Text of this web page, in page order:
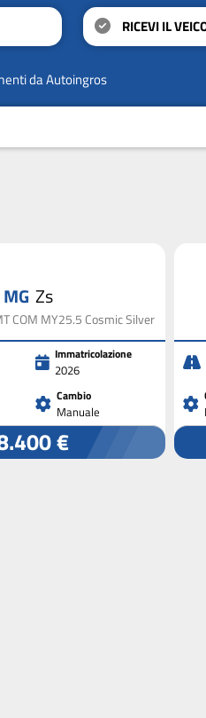
RICEVI IL
da Autoingros
MG Zs
COM MY25.5 Cosmic Silver
Immatricolazione
2026
Cambio
Manuale
€